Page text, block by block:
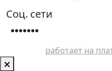
Соц. сети
работает на